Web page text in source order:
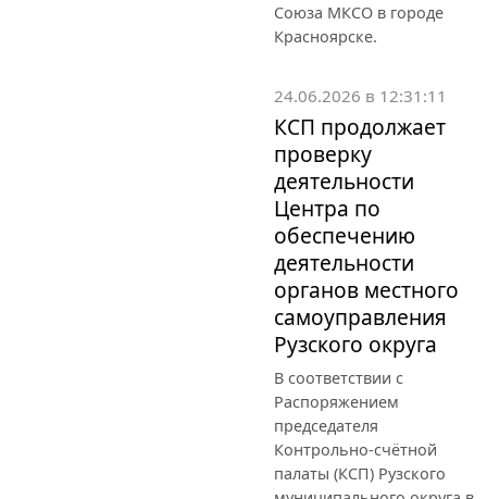
Союза МКСО в городе
Красноярске.
24.06.2026 в 12:31:11
КСП продолжает
проверку
деятельности
Центра по
обеспечению
деятельности
органов местного
самоуправления
Рузского округа
В соответствии с
Распоряжением
председателя
Контрольно-счётной
палаты (КСП) Рузского